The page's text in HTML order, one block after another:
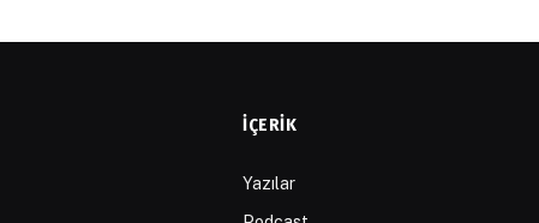
İÇERIK
Yazılar